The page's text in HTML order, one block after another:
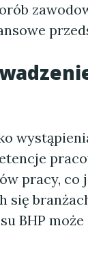
pracy, co
się
BHP może